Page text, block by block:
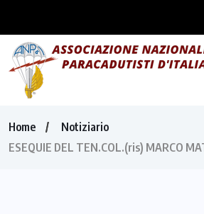
Home
Notiziario
ESEQUIE DEL TEN.COL.(ris) MARCO